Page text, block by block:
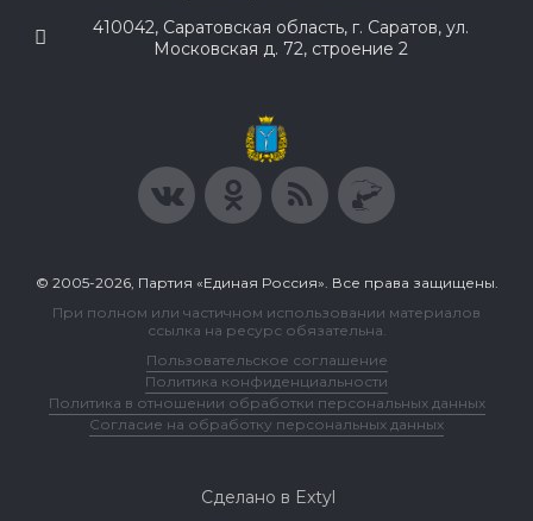
410042, Саратовская область, г. Саратов, ул.
Московская д. 72, строение 2
© 2005-2026, Партия «Единая Россия». Все права защищены.
При полном или частичном использовании материалов
ссылка на ресурс обязательна.
Пользовательское соглашение
Политика конфиденциальности
Политика в отношении обработки персональных данных
Согласие на обработку персональных данных
Сделано в Extyl